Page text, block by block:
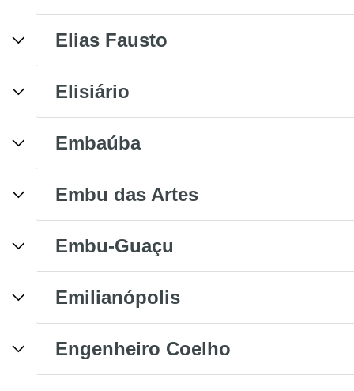
Elias Fausto
Elisiário
Embaúba
Embu das Artes
Embu-Guaçu
Emilianópolis
Engenheiro Coelho